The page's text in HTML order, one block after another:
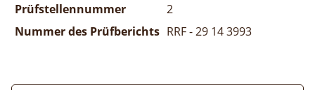
Prüfstellennummer
2
Nummer des Prüfberichts RRF - 29 14 3993